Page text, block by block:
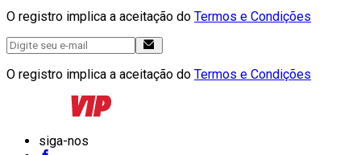
O registro implica a aceitação do Termos e Condições
O registro implica a aceitação do Termos e Condições
siga-nos